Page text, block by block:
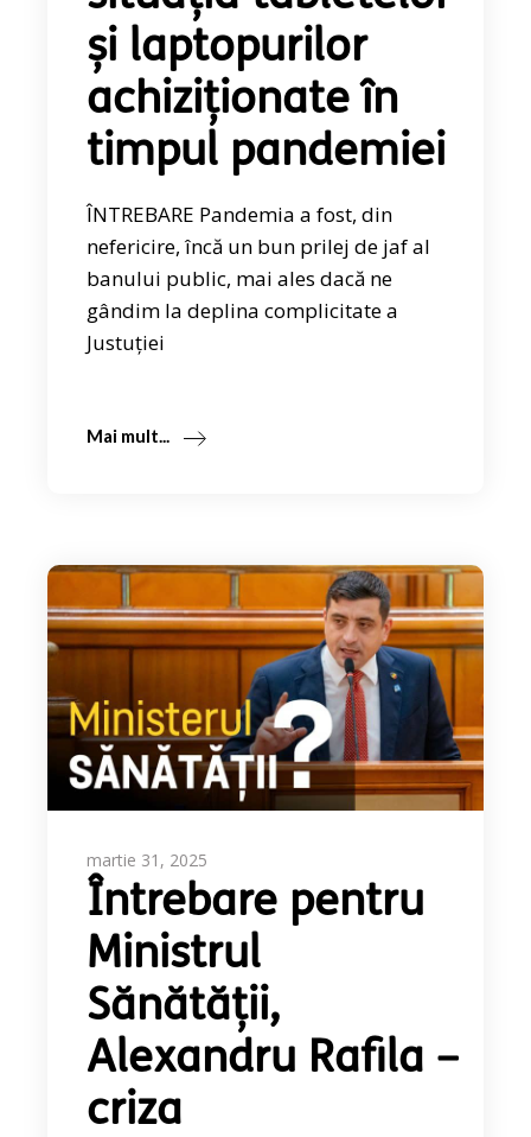
și laptopurilor
achiziționate în
timpul pandemiei
ÎNTREBARE Pandemia a fost, din
nefericire, încă un bun prilej de jaf al
banului public, mai ales dacă ne
gândim la deplina complicitate a
Justuției
Mai mult...
martie 31, 2025
Întrebare pentru
Ministrul
Sănătății,
Alexandru Rafila –
criza